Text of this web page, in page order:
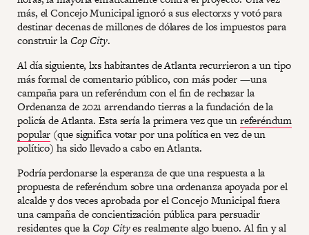
más, el Concejo Municipal ignoró a sus electorxs y votó para
destinar decenas de millones de dólares de los impuestos para
construir laCop City.
Al día siguiente, lxs habitantes de Atlanta recurrieron a un tipo
más formal de comentario público, con más poder —una
campaña para un referéndum con el fin de rechazar la
Ordenanza de 2021 arrendando tierras a la fundación de la
policía de Atlanta. Esta sería la primera vez que unreferéndum
popular (que significa votar por una política en vez de un
político) ha sido llevado a cabo en Atlanta.
Podría perdonarse la esperanza de que una respuesta a la
propuesta de referéndum sobre una ordenanza apoyada por el
alcalde y dos veces aprobada por el Concejo Municipal fuera
una campaña de concientización pública para persuadir
residentes que laCop Cityes realmente algo bueno. Al fin y al